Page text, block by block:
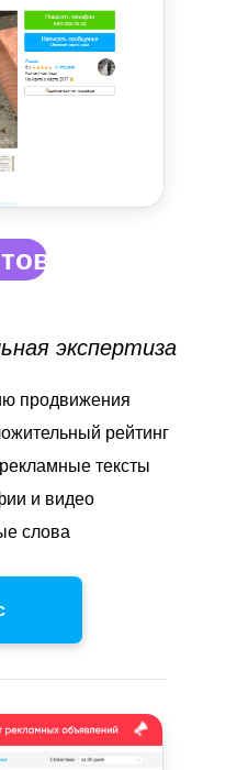
|
экспертиза
продвижения
рейтинг
тексты
и видео
слова